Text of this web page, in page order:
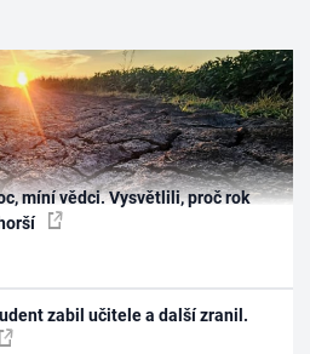
míní vědci. Vysvětlili, proč rok
zabil učitele a další zranil.